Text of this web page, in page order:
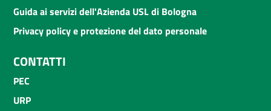
Guida ai servizi dell'Azienda USL di Bologna
Privacy policy e protezione del dato personale
CONTATTI
PEC
URP